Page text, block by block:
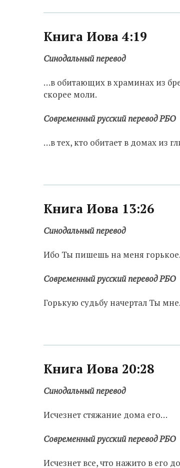
Книга Иова 4:19
Синодальный перевод
…в обитающих в храминах из
скорее моли.
Современный русский перевод РБО
…в тех, кто обитает в домах из
Книга Иова 13:26
Синодальный перевод
Ибо Ты пишешь на меня
Современный русский перевод РБО
Горькую судьбу начертал Ты
Книга Иова 20:28
Синодальный перевод
Исчезнет стяжание дома его…
Современный русский перевод РБО
Исчезнет все, что нажито в его